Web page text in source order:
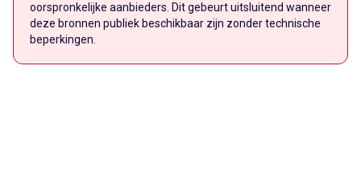
oorspronkelijke aanbieders. Dit gebeurt uitsluitend wanneer
deze bronnen publiek beschikbaar zijn zonder technische
beperkingen.